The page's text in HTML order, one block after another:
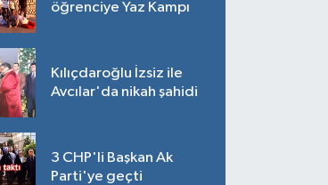
öğrenciye Yaz Kampı
Kılıçdaroğlu İzsiz ile
Avcılar'da nikah şahidi
3 CHP'li Başkan Ak
Parti'ye geçti